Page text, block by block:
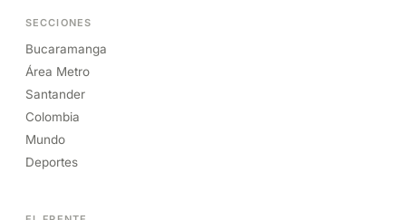
SECCIONES
Bucaramanga
Área Metro
Santander
Colombia
Mundo
Deportes